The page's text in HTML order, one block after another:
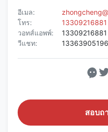
อีเมล:
โทร:
13309216881
วอทส์แอพพ์:
13309216881
วีแชท:
13363905196
สอบถ